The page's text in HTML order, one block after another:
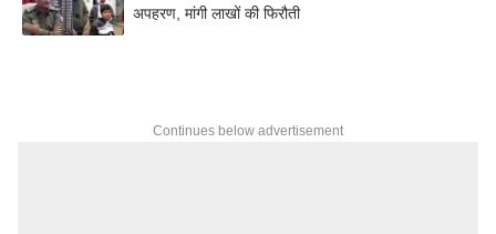
अपहरण, मांगी लाखों की फिरौती
Continues below advertisement